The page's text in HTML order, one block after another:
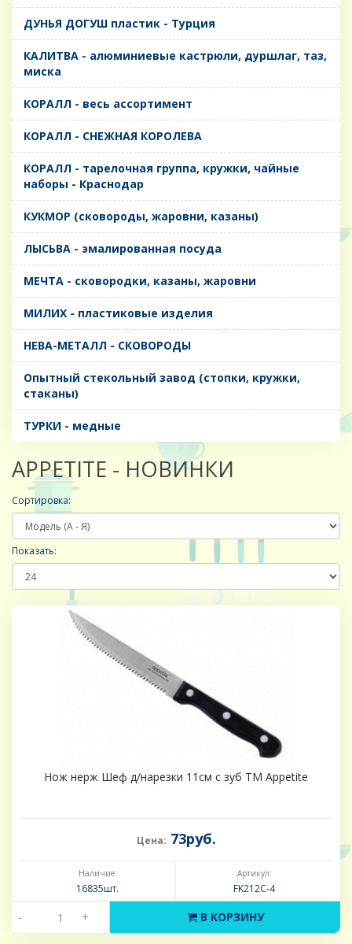
ДУНЬЯ ДОГУШ пластик - Турция
КАЛИТВА - алюминиевые кастрюли, дуршлаг, таз,
миска
КОРАЛЛ - весь ассортимент
КОРАЛЛ - СНЕЖНАЯ КОРОЛЕВА
КОРАЛЛ - тарелочная группа, кружки, чайные
наборы - Краснодар
КУКМОР (сковороды, жаровни, казаны)
ЛЫСЬВА - эмалированная посуда
МЕЧТА - сковородки, казаны, жаровни
МИЛИХ - пластиковые изделия
НЕВА-МЕТАЛЛ - СКОВОРОДЫ
Опытный стекольный завод (стопки, кружки,
стаканы)
ТУРКИ - медные
APPETITE - НОВИНКИ
Сортировка:
Показать:
Нож нерж Шеф д/нарезки 11см с зуб ТМ Appetite
Цена: 73руб.
Наличие:
16835шт.
Артикул:
FK212C-4
- + В КОРЗИНУ